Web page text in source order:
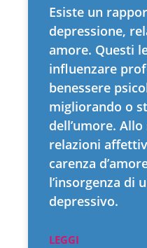
Esiste un
depressione,
amore. Questi
influenzare
benessere
migliorando o
dell’umore.
relazioni
carenza
l’insorgenza di
depressivo.
LEGGI